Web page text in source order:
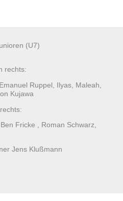
(U7)
rechts:
Ruppel, Ilyas, Maleah,
Kujawa
Fricke , Roman Schwarz,
Jens Klußmann